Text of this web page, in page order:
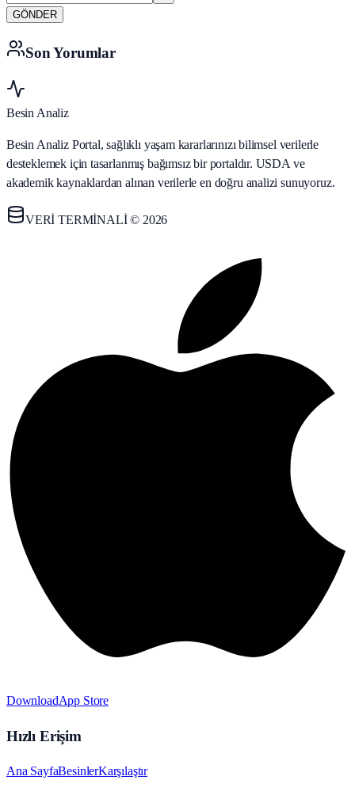
GÖNDER
Son Yorumlar
Besin Analiz
Besin Analiz Portal, sağlıklı yaşam kararlarınızı bilimsel verilerle
desteklemek için tasarlanmış bağımsız bir portaldır. USDA ve
akademik kaynaklardan alınan verilerle en doğru analizi sunuyoruz.
VERİ TERMİNALİ © 2026
DownloadApp Store
Hızlı Erişim
Ana SayfaBesinlerKarşılaştır